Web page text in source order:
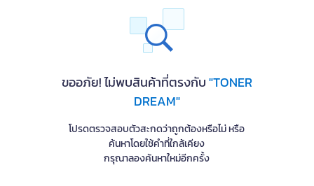
ขออภัย! ไม่พบสินค้าที่ตรงกับ"TONER
DREAM"
โปรดตรวจสอบตัวสะกดว่าถูกต้องหรือไม่ หรือ
ค้นหาโดยใช้คำที่ใกล้เคียง
กรุณาลองค้นหาใหม่อีกครั้ง